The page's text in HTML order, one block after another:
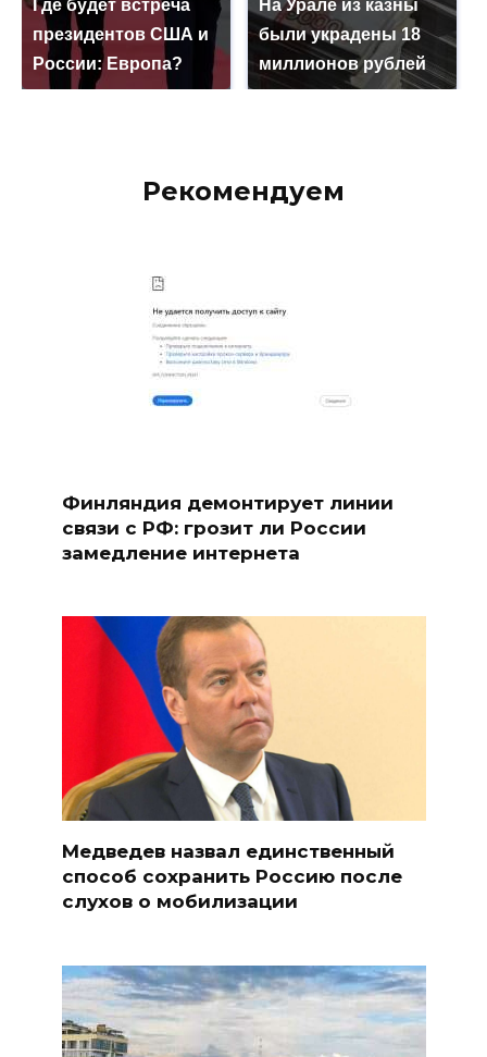
Где будет встреча
президентов США и
России: Европа?
На Урале из казны
были украдены 18
миллионов рублей
Рекомендуем
Финляндия демонтирует линии
связи с РФ: грозит ли России
замедление интернета
Медведев назвал единственный
способ сохранить Россию после
слухов о мобилизации